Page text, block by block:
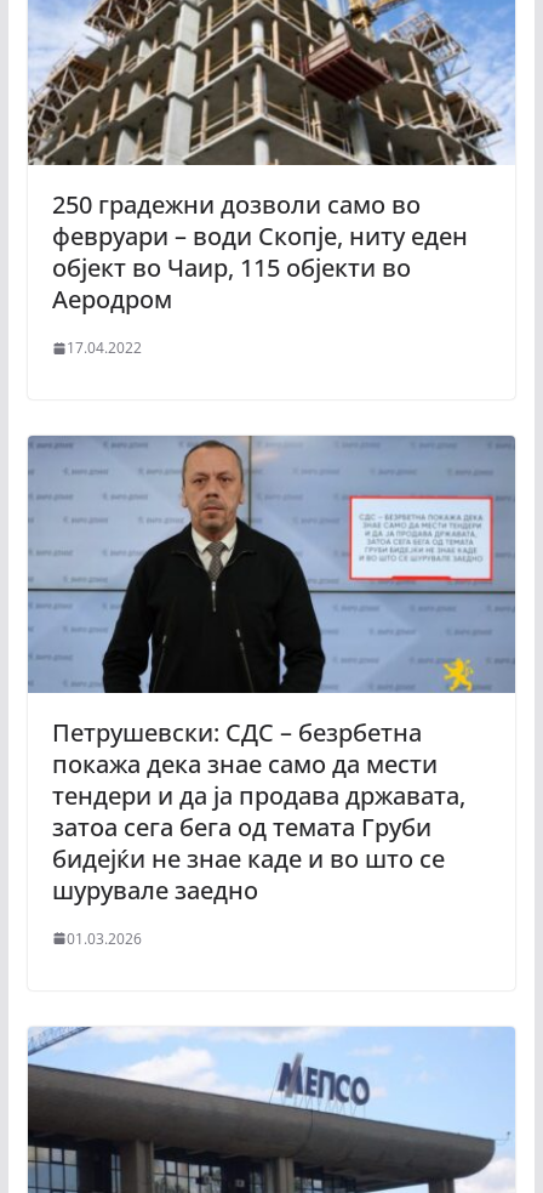
250 градежни дозволи само во
февруари – води Скопје, ниту еден
објект во Чаир, 115 објекти во
Аеродром
17.04.2022
Петрушевски: СДС – безрбетна
покажа дека знае само да мести
тендери и да ја продава државата,
затоа сега бега од темата Груби
бидејќи не знае каде и во што се
шурувале заедно
01.03.2026